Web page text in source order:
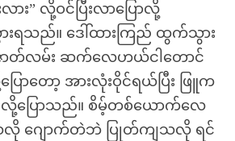
း” လို့ဝင်ပြီးလာပြောလို့
ရသည်။ ဒေါ်ထားကြည် ထွက်သွား
တ်လမ်း ဆက်လေဟယ်ငါတောင်
ောတော့ အားလုံးဝိုင်ရယ်ပြီး ဖြူက
လို့ပြောသည်။ စိမ့်တစ်ယောက်လေ
လို ဂျောက်တဲဘဲ ပြုတ်ကျသလို ရင်